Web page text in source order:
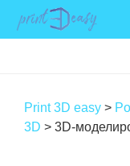
Print 3D easy >
3D > 3D-